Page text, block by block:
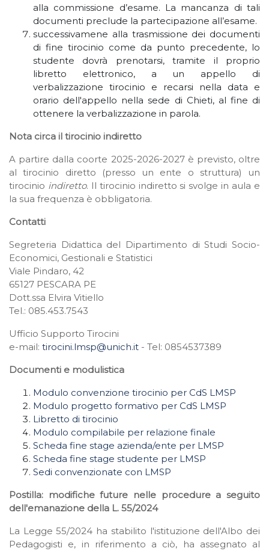
alla commissione d’esame. La mancanza di tali
documenti preclude la partecipazione all’esame.
successivamene alla trasmissione dei documenti
di fine tirocinio come da punto precedente, lo
studente dovrà prenotarsi, tramite il proprio
libretto elettronico, a un appello di
verbalizzazione tirocinio e recarsi nella data e
orario dell'appello nella sede di Chieti, al fine di
ottenere la verbalizzazione in parola.
Nota circa il tirocinio indiretto
A partire dalla coorte 2025-2026-2027 è previsto, oltre
al tirocinio diretto (presso un ente o struttura) un
tirocinio indiretto. Il tirocinio indiretto si svolge in aula e
la sua frequenza è obbligatoria.
Contatti
Segreteria Didattica del Dipartimento di Studi Socio-
Economici, Gestionali e Statistici
Viale Pindaro, 42
65127 PESCARA PE
Dott.ssa Elvira Vitiello
Tel.: 085.453.7543
Ufficio Supporto Tirocini
e-mail: tirocini.lmsp@unich.it - Tel: 0854537389
Documenti e modulistica
Modulo convenzione tirocinio per CdS LMSP
Modulo progetto formativo per CdS LMSP
Libretto di tirocinio
Modulo compilabile per relazione finale
Scheda fine stage azienda/ente per LMSP
Scheda fine stage studente per LMSP
Sedi convenzionate con LMSP
Postilla: modifiche future nelle procedure a seguito
dell'emanazione della L. 55/2024
La Legge 55/2024 ha stabilito l'istituzione dell'Albo dei
Pedagogisti e, in riferimento a ciò, ha assegnato al